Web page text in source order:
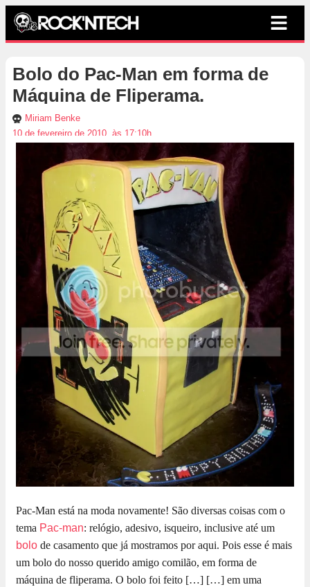
Bolo do Pac-Man em forma de
Máquina de Fliperama.
Miriam Benke
10 de fevereiro de 2010, às 17:10h
Pac-Man está na moda novamente! São diversas coisas com o
tema Pac-man: relógio, adesivo, isqueiro, inclusive até um
bolo de casamento que já mostramos por aqui. Pois esse é mais
um bolo do nosso querido amigo comilão, em forma de
máquina de fliperama. O bolo foi feito […] […] em uma